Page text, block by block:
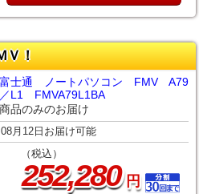
Ｖ！
富士通 ノートパソコン FMV A79
／L1 FMVA79L1BA
商品のみのお届け
08月12日お届け可能
（税込）
252,280円